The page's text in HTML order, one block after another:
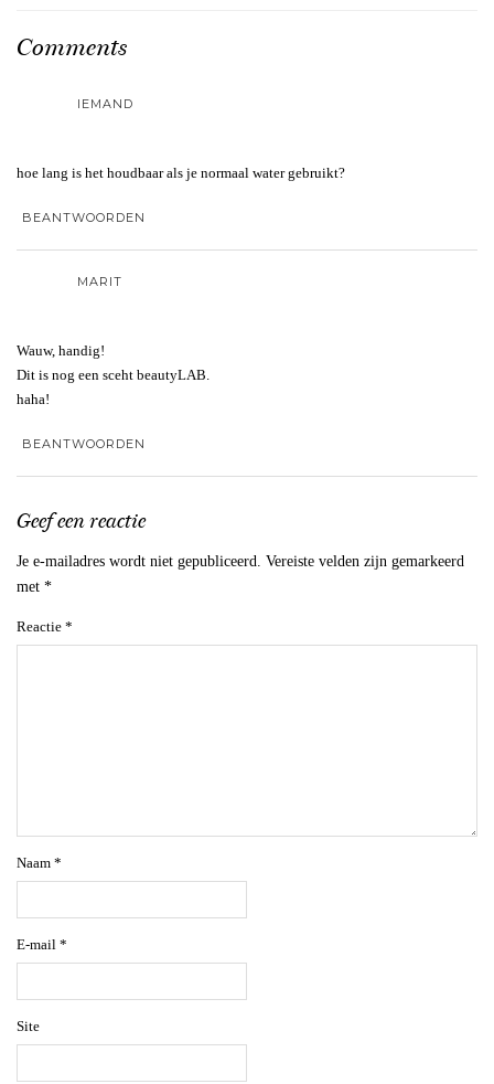
Comments
IEMAND
hoe lang is het houdbaar als je normaal water gebruikt?
BEANTWOORDEN
MARIT
Wauw, handig!
Dit is nog een sceht beautyLAB.
haha!
BEANTWOORDEN
Geef een reactie
Je e-mailadres wordt niet gepubliceerd.
Vereiste velden zijn gemarkeerd
met *
Reactie *
Naam *
E-mail *
Site